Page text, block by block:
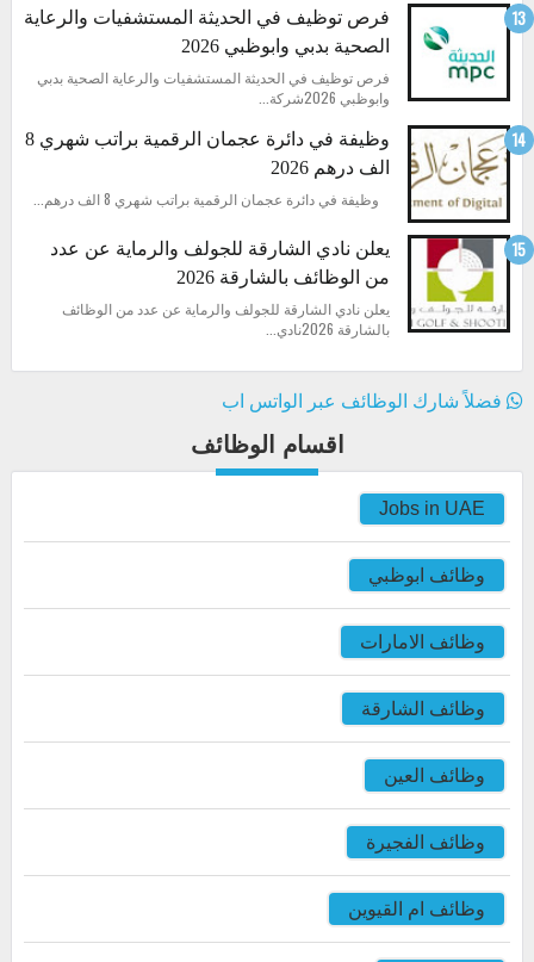
فرص توظيف في الحديثة المستشفيات والرعاية
الصحية بدبي وابوظبي 2026
فرص توظيف في الحديثة المستشفيات والرعاية الصحية بدبي
وابوظبي 2026شركة...
وظيفة في دائرة عجمان الرقمية براتب شهري 8
الف درهم 2026
وظيفة في دائرة عجمان الرقمية براتب شهري 8 الف درهم...
يعلن نادي الشارقة للجولف والرماية عن عدد
من الوظائف بالشارقة 2026
يعلن نادي الشارقة للجولف والرماية عن عدد من الوظائف
بالشارقة 2026نادي...
فضلاً شارك الوظائف عبر الواتس اب
اقسام الوظائف
Jobs in UAE
وظائف ابوظبي
وظائف الامارات
وظائف الشارقة
وظائف العين
وظائف الفجيرة
وظائف ام القيوين